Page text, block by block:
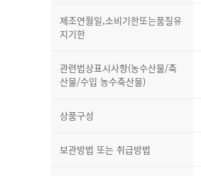
제조연월일,소비기한또는품질유
지기한
관련법상표시사항(농수산물/축
산물/수입 농수축산물)
상품구성
보관방법 또는 취급방법